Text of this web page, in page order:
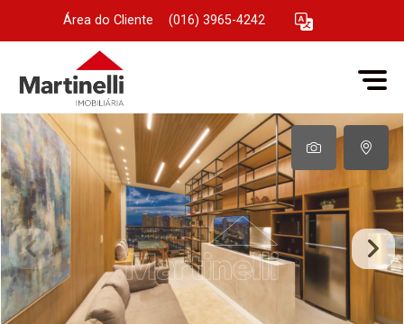
Área do Cliente (016) 3965-4242